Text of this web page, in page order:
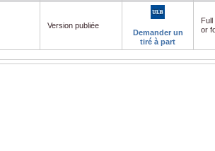
Version publiée
Demander un
tiré à part
or